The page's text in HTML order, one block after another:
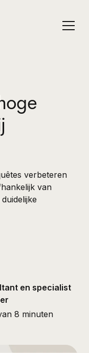
verbeteren
van
en specialist
8 minuten